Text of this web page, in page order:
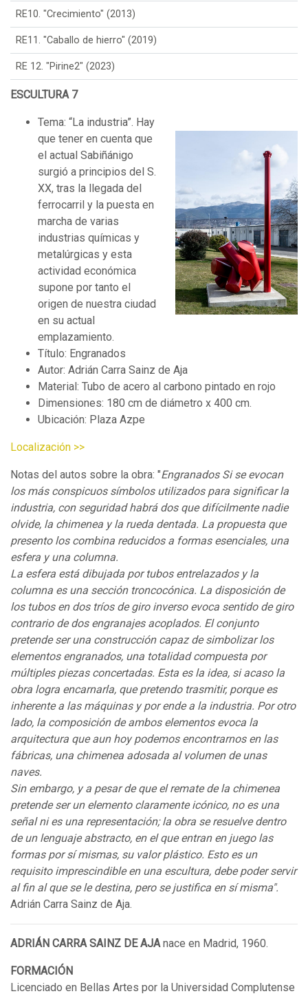
RE10. "Crecimiento" (2013)
RE11. "Caballo de hierro" (2019)
RE 12. "Pirine2" (2023)
ESCULTURA 7
Tema: “La industria”. Hay
que tener en cuenta que
el actual Sabiñánigo
surgió a principios del S.
XX, tras la llegada del
ferrocarril y la puesta en
marcha de varias
industrias químicas y
metalúrgicas y esta
actividad económica
supone por tanto el
origen de nuestra ciudad
en su actual
emplazamiento.
Título: Engranados
Autor: Adrián Carra Sainz de Aja
Material: Tubo de acero al carbono pintado en rojo
Dimensiones: 180 cm de diámetro x 400 cm.
Ubicación: Plaza Azpe
Localización >>
Notas del autos sobre la obra: "Engranados Si se evocan
los más conspicuos símbolos utilizados para significar la
industria, con seguridad habrá dos que difícilmente nadie
olvide, la chimenea y la rueda dentada. La propuesta que
presento los combina reducidos a formas esenciales, una
esfera y una columna.
La esfera está dibujada por tubos entrelazados y la
columna es una sección troncocónica. La disposición de
los tubos en dos tríos de giro inverso evoca sentido de giro
contrario de dos engranajes acoplados. El conjunto
pretende ser una construcción capaz de simbolizar los
elementos engranados, una totalidad compuesta por
múltiples piezas concertadas. Esta es la idea, si acaso la
obra logra encarnarla, que pretendo trasmitir, porque es
inherente a las máquinas y por ende a la industria. Por otro
lado, la composición de ambos elementos evoca la
arquitectura que aun hoy podemos encontrarnos en las
fábricas, una chimenea adosada al volumen de unas
naves.
Sin embargo, y a pesar de que el remate de la chimenea
pretende ser un elemento claramente icónico, no es una
señal ni es una representación; la obra se resuelve dentro
de un lenguaje abstracto, en el que entran en juego las
formas por sí mismas, su valor plástico. Esto es un
requisito imprescindible en una escultura, debe poder servir
al fin al que se le destina, pero se justifica en sí misma".
Adrián Carra Sainz de Aja.
ADRIÁN CARRA SAINZ DE AJA nace en Madrid, 1960.
FORMACIÓN
Licenciado en Bellas Artes por la Universidad Complutense